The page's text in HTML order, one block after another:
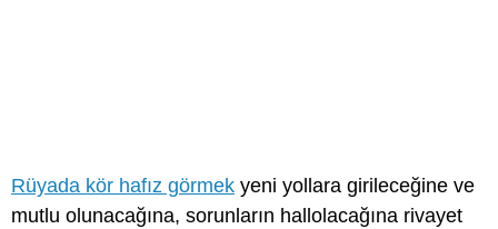
Rüyada kör hafız görmek yeni yollara girileceğine ve
mutlu olunacağına, sorunların hallolacağına rivayet